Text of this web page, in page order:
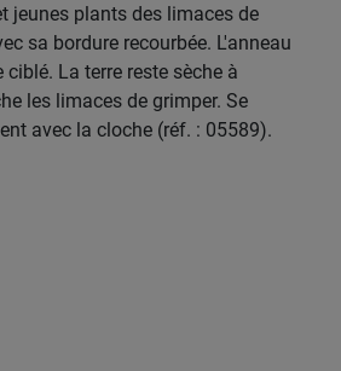
jeunes plants des limaces de
sa bordure recourbée. L'anneau
La terre reste sèche à
les limaces de grimper. Se
avec la cloche (réf. : 05589).